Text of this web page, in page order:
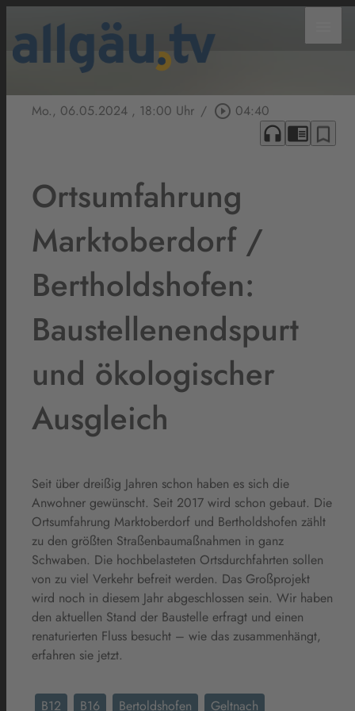
Mo., 06.05.2024 , 18:00 Uhr / play_circle_outline 04:40
headphones chrome_reader_mode bookmark_border
Ortsumfahrung
Marktoberdorf /
Bertholdshofen:
Baustellenendspurt
und ökologischer
Ausgleich
Seit über dreißig Jahren schon haben es sich die
Anwohner gewünscht. Seit 2017 wird schon gebaut. Die
Ortsumfahrung Marktoberdorf und Bertholdshofen zählt
zu den größten Straßenbaumaßnahmen in ganz
Schwaben. Die hochbelasteten Ortsdurchfahrten sollen
von zu viel Verkehr befreit werden. Das Großprojekt
wird noch in diesem Jahr abgeschlossen sein. Wir haben
den aktuellen Stand der Baustelle erfragt und einen
renaturierten Fluss besucht – wie das zusammenhängt,
erfahren sie jetzt.
B12 B16 Bertoldshofen
Geltnach